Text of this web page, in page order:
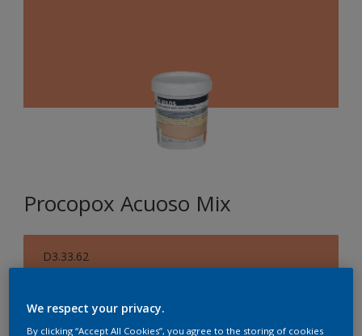
Procopox Acuoso Mix
D3.33.62
Tamaño
We respect your privacy.
By clicking “Accept All Cookies”, you agree to the storing of cookies